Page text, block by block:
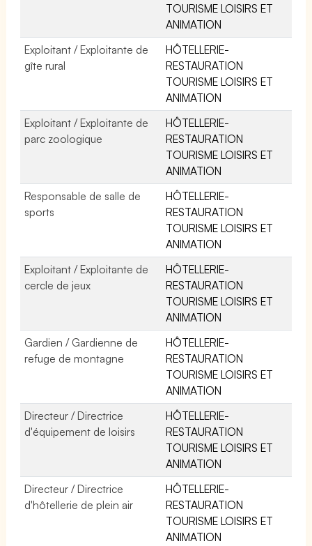
TOURISME LOISIRS ET
ANIMATION
Exploitant / Exploitante de
gîte rural
HÔTELLERIE-
RESTAURATION
TOURISME LOISIRS ET
ANIMATION
Exploitant / Exploitante de
parc zoologique
HÔTELLERIE-
RESTAURATION
TOURISME LOISIRS ET
ANIMATION
Responsable de salle de
sports
HÔTELLERIE-
RESTAURATION
TOURISME LOISIRS ET
ANIMATION
Exploitant / Exploitante de
cercle de jeux
HÔTELLERIE-
RESTAURATION
TOURISME LOISIRS ET
ANIMATION
Gardien / Gardienne de
refuge de montagne
HÔTELLERIE-
RESTAURATION
TOURISME LOISIRS ET
ANIMATION
Directeur / Directrice
d'équipement de loisirs
HÔTELLERIE-
RESTAURATION
TOURISME LOISIRS ET
ANIMATION
Directeur / Directrice
d'hôtellerie de plein air
HÔTELLERIE-
RESTAURATION
TOURISME LOISIRS ET
ANIMATION